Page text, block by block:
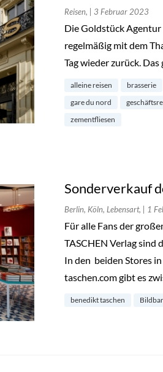
Reisen, | 3 Februar 2023
Die Goldstück
regelmäßig mit dem
Tag wieder zurück.
alleine reisen brasserie
gare du nord
zementfliesen
Sonderverkauf
Berlin, Köln, Lebensart, | 1
Für alle Fans der
TASCHEN Verlag sind
In den beiden Stores
taschen.com gibt es
benedikt taschen